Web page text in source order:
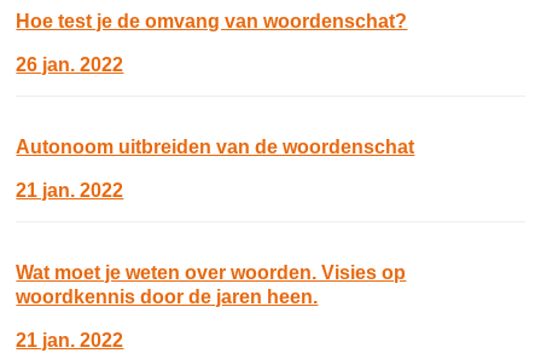
Hoe test je de omvang van woordenschat?
26 jan. 2022
Autonoom uitbreiden van de woordenschat
21 jan. 2022
Wat moet je weten over woorden. Visies op
woordkennis door de jaren heen.
21 jan. 2022